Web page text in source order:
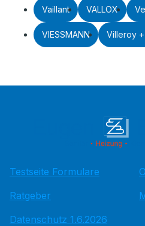
Vaillant VALLOX
VIESSMANN Villeroy
Testseite Formulare
Ratgeber
Datenschutz 1.6.2026